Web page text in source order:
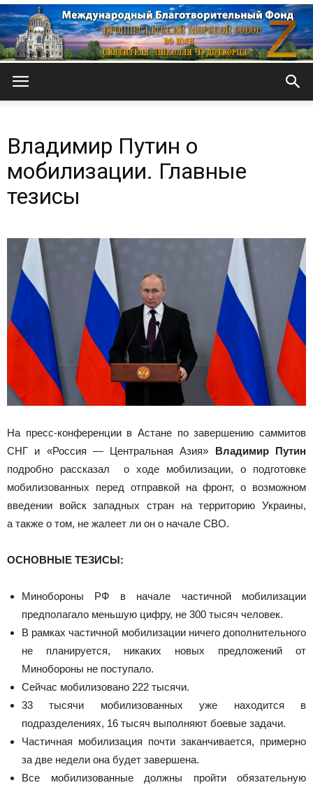
Морской
Владимир Путин о
мобилизации. Главные
тезисы
На пресс-конференции в Астане по завершению саммитов
СНГ и «Россия — Центральная Азия» Владимир Путин
подробно рассказал о ходе мобилизации, о подготовке
мобилизованных перед отправкой на фронт, о возможном
введении войск западных стран на территорию Украины,
а также о том, не жалеет ли он о начале СВО.
ОСНОВНЫЕ ТЕЗИСЫ:
Минобороны РФ в начале частичной мобилизации
предполагало меньшую цифру, не 300 тысяч человек.
В рамках частичной мобилизации ничего дополнительного
не планируется, никаких новых предложений от
Минобороны не поступало.
Сейчас мобилизовано 222 тысячи.
33 тысячи мобилизованных уже находится в
подразделениях, 16 тысяч выполняют боевые задачи.
Частичная мобилизация почти заканчивается, примерно
за две недели она будет завершена.
Все мобилизованные должны пройти обязательную